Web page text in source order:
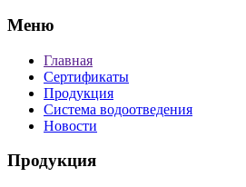
Меню
Главная
Сертификаты
Продукция
Система водоотведения
Новости
Продукция